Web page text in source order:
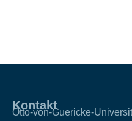
Kontakt
Otto-von-Guericke-